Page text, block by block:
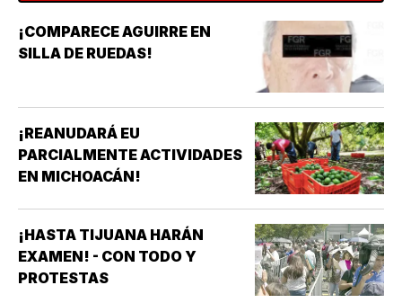
¡COMPARECE AGUIRRE EN
SILLA DE RUEDAS!
¡REANUDARÁ EU
PARCIALMENTE ACTIVIDADES
EN MICHOACÁN!
¡HASTA TIJUANA HARÁN
EXAMEN! - CON TODO Y
PROTESTAS